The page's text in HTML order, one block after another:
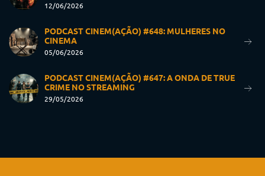
12/06/2026
PODCAST CINEM(AÇÃO) #648: MULHERES NO
CINEMA
05/06/2026
PODCAST CINEM(AÇÃO) #647: A ONDA DE TRUE
CRIME NO STREAMING
29/05/2026